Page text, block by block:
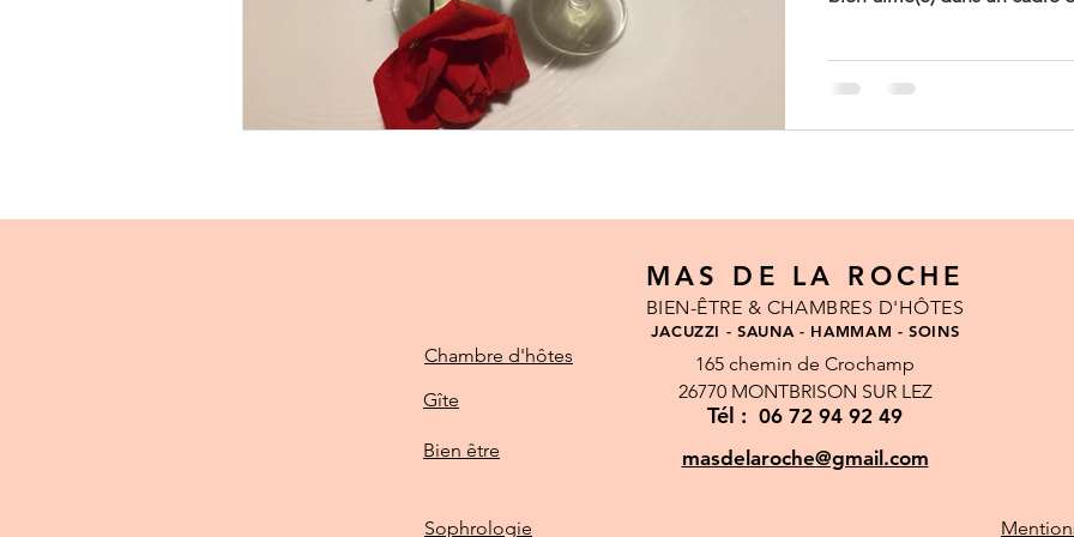
porter dans le cadre
MAS DE LA ROCHE
BIEN-ÊTRE & CHAMBRES D'HÔTES
JACUZZI - SAUNA - HAMMAM - SOINS
Chambre d'hôtes
Gîte
Bien être
165 chemin de Crochamp
26770 MONTBRISON SUR LEZ
Tél : 06 72 94 92 49
masdelaroche@gmail.com
Sophrologie